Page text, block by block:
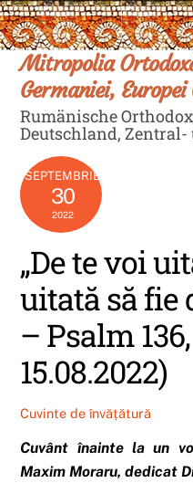
Skip
to
content
Mitropolia
Germaniei,
Rumänische
Deutschland, Zentral-
SEPTEMBRIE
30
2022
„De te voi
uitată să fie
– Psalm
15.08.2022)
Cuvinte de învățătură
Cuvânt înainte la un
Maxim Moraru, dedicat